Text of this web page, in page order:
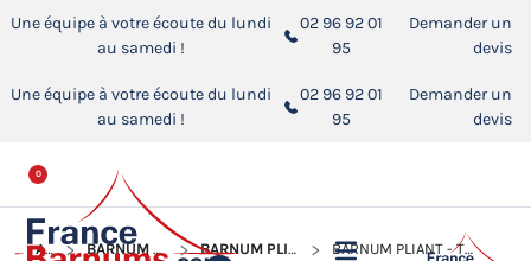
Une équipe à votre écoute du lundi
au samedi !
02 96 92 01
95
Demander un
devis
Une équipe à votre écoute du lundi
au samedi !
02 96 92 01
95
Demander un
devis
0
ACCUEIL BARNUM PLIANT - TONNELLE ACIER SEMI PRO BARNUM PLIANT - TONNELLE ACIER SEMI PRO 2MX2M BARNUM PLIANT - TONNELLE ACIER SEMI PRO 2MX2M BLANC AVEC PACK 4 CÔTÉS